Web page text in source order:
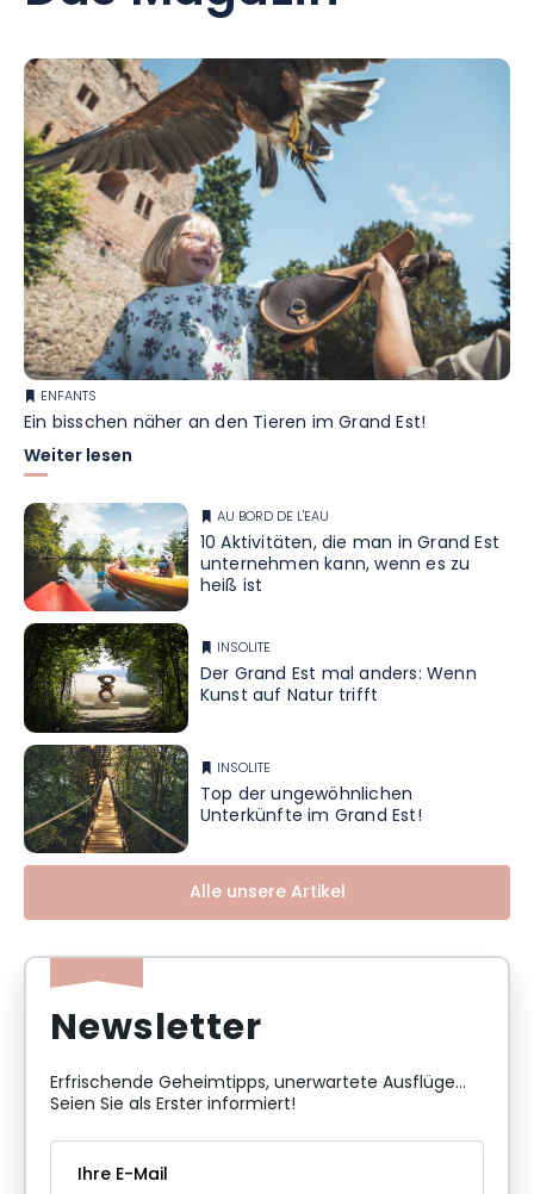
ENFANTS
Ein bisschen näher an den Tieren im Grand Est!
Weiter lesen
AU BORD DE L'EAU
10 Aktivitäten, die man in Grand Est
unternehmen kann, wenn es zu
heiß ist
INSOLITE
Der Grand Est mal anders: Wenn
Kunst auf Natur trifft
INSOLITE
Top der ungewöhnlichen
Unterkünfte im Grand Est!
Alle unsere Artikel
Newsletter
Erfrischende Geheimtipps, unerwartete Ausflüge...
Seien Sie als Erster informiert!